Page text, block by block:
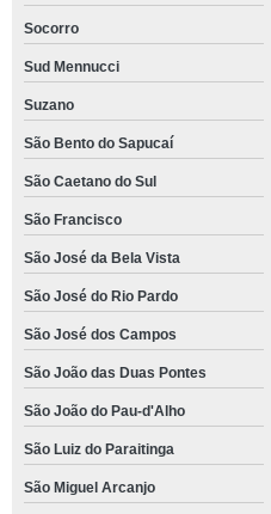
Socorro
Sud Mennucci
Suzano
São Bento do Sapucaí
São Caetano do Sul
São Francisco
São José da Bela Vista
São José do Rio Pardo
São José dos Campos
São João das Duas Pontes
São João do Pau-d'Alho
São Luiz do Paraitinga
São Miguel Arcanjo